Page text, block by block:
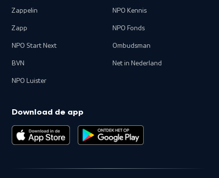
Zappelin
Zapp
NPO Start Next
BVN
NPO Luister
NPO Kennis
NPO Fonds
Ombudsman
Net in Nederland
Download de app